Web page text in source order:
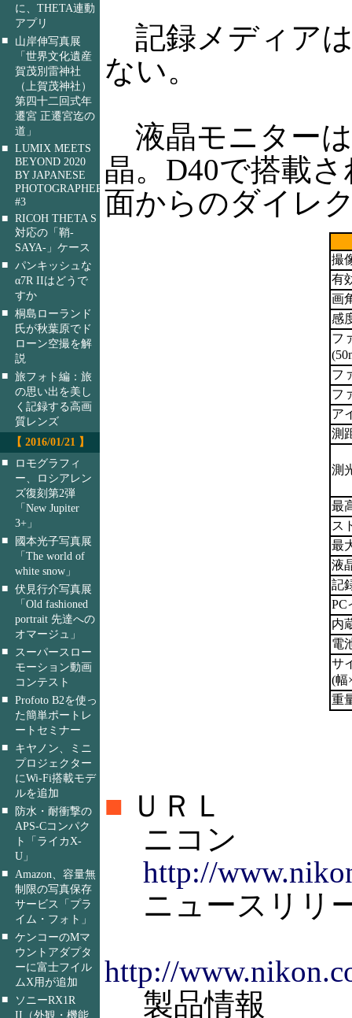
に、THETA連動
アプリ
■
山岸伸写真展
「世界文化遺産
賀茂別雷神社
（上賀茂神社）
第四十二回式年
遷宮 正遷宮迄の
道」
■ LUMIX MEETS
BEYOND 2020
BY JAPANESE
PHOTOGRAPHERS
#3
■ RICOH THETA S
対応の「鞘-
SAYA-」ケース
■ パンキッシュな
α7R IIはどうで
すか
■ 桐島ローランド
氏が秋葉原でド
ローン空撮を解
説
■ 旅フォト編：旅
の思い出を美し
く記録する高画
質レンズ
【 2016/01/21 】
■
ロモグラフィ
ー、ロシアレン
ズ復刻第2弾
「New Jupiter
3+」
■
國本光子写真展
「The world of
white snow」
■ 伏見行介写真展
「Old fashioned
portrait 先達への
オマージュ」
■
スーパースロー
モーション動画
コンテスト
■ Profoto B2を使っ
た簡単ポートレ
ートセミナー
■
キヤノン、ミニ
プロジェクター
にWi-Fi搭載モデ
ルを追加
■
防水・耐衝撃の
APS-Cコンパク
ト「ライカX-
U」
■
Amazon、容量無
制限の写真保存
サービス「プラ
イム・フォト」
■ ケンコーのMマ
ウントアダプタ
ーに富士フイル
ムX用が追加
■
ソニーRX1R
II（外観・機能
記録メディア
ない。
液晶モニターは
晶。D40で搭載
面からのダイレ
撮
有
画
感
フ
フ
フ
ア
測
測
最
ス
最
液
記
PC
内
電
サ
(幅
重
■ ＵＲＬ
ニコン
http://
ニュースリリ
http://
製品情報